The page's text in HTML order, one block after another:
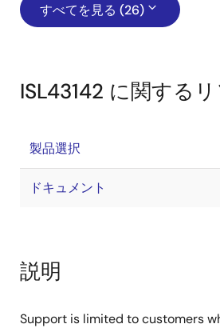
すべてを見る (26)
ISL43142 に関する
製品選択
ドキュメント
説明
Support is limited to customers